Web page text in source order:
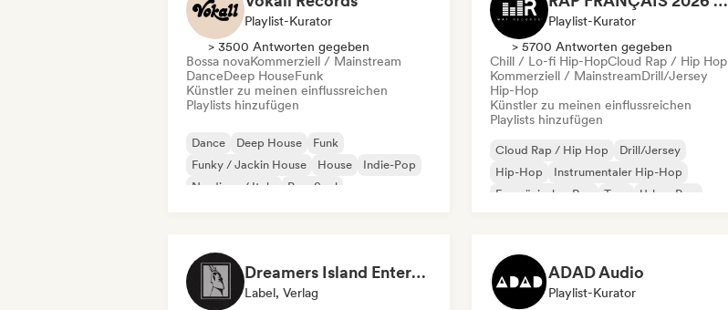
Playlist-Kurator
> 3500 Antworten gegeben
Bossa novaKommerziell / Mainstream
DanceDeep HouseFunk
Künstler zu meinen einflussreichen
Playlists hinzufügen
Dance Deep House
Funk
Funky / Jackin House
House
Indie-Pop
Nu-disco / Italo
Pop-Soul
Playlist-Kurator
> 5700 Antworten gegeben
Chill / Lo-fi Hip-HopCloud Rap / Hip Hop
Kommerziell / MainstreamDrill/Jersey
Hip-Hop
Künstler zu meinen einflussreichen
Playlists hinzufügen
Cloud Rap / Hip Hop
Drill/Jersey
Hip-Hop
Instrumentaler Hip-Hop
Französischer Rap
Trap
Urban Pop
Dreamers Island Entertainment
Label, Verlag
ADAD Audio
Playlist-Kurator